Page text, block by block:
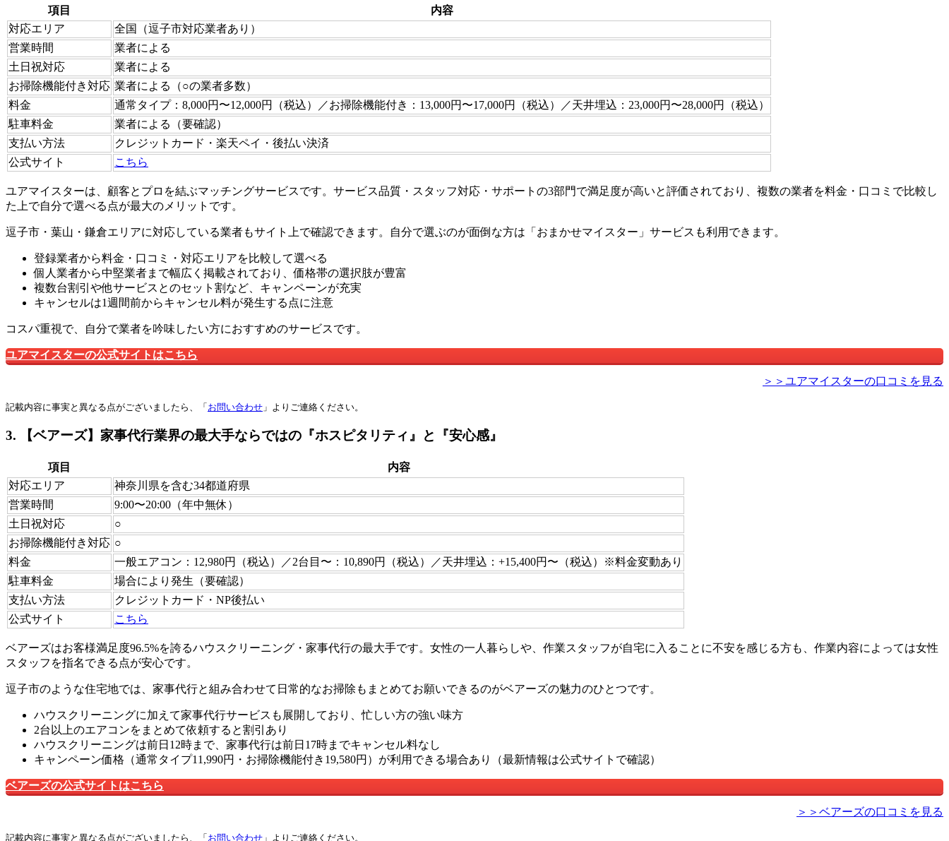
項目
内容
対応エリア
全国（逗子市対応業者あり）
営業時間
業者による
土日祝対応
業者による
お掃除機能付き対応 業者による（○の業者多数）
料金
通常タイプ：8,000円〜12,000円（税込）／お掃除機能付き：13,000円〜17,000円（税込）／天井埋込：23,000円〜28,000円（税込）
駐車料金
業者による（要確認）
支払い方法
クレジットカード・楽天ペイ・後払い決済
公式サイト
こちら
ユアマイスターは、顧客とプロを結ぶマッチングサービスです。サービス品質・スタッフ対応・サポートの3部門で満足度が高いと評価されており、複数の業者を料金・口コミで比較し
た上で自分で選べる点が最大のメリットです。
逗子市・葉山・鎌倉エリアに対応している業者もサイト上で確認できます。自分で選ぶのが面倒な方は「おまかせマイスター」サービスも利用できます。
登録業者から料金・口コミ・対応エリアを比較して選べる
個人業者から中堅業者まで幅広く掲載されており、価格帯の選択肢が豊富
複数台割引や他サービスとのセット割など、キャンペーンが充実
キャンセルは1週間前からキャンセル料が発生する点に注意
コスパ重視で、自分で業者を吟味したい方におすすめのサービスです。
ユアマイスターの公式サイトはこちら
＞＞ユアマイスターの口コミを見る
記載内容に事実と異なる点がございましたら、「 お問い合わせ 」よりご連絡ください。
3. 【ベアーズ】家事代行業界の最大手ならではの『ホスピタリティ』と『安心感』
項目
内容
対応エリア
神奈川県を含む34都道府県
営業時間
9:00〜20:00（年中無休）
土日祝対応
○
お掃除機能付き対応 ○
料金
一般エアコン：12,980円（税込）／2台目〜：10,890円（税込）／天井埋込：+15,400円〜（税込）※料金変動あり
駐車料金
場合により発生（要確認）
支払い方法
クレジットカード・NP後払い
公式サイト
こちら
ベアーズはお客様満足度96.5%を誇るハウスクリーニング・家事代行の最大手です。女性の一人暮らしや、作業スタッフが自宅に入ることに不安を感じる方も、作業内容によっては女性
スタッフを指名できる点が安心です。
逗子市のような住宅地では、家事代行と組み合わせて日常的なお掃除もまとめてお願いできるのがベアーズの魅力のひとつです。
ハウスクリーニングに加えて家事代行サービスも展開しており、忙しい方の強い味方
2台以上のエアコンをまとめて依頼すると割引あり
ハウスクリーニングは前日12時まで、家事代行は前日17時までキャンセル料なし
キャンペーン価格（通常タイプ11,990円・お掃除機能付き19,580円）が利用できる場合あり（最新情報は公式サイトで確認）
ベアーズの公式サイトはこちら
＞＞ベアーズの口コミを見る
記載内容に事実と異なる点がございましたら、「 お問い合わせ 」よりご連絡ください。